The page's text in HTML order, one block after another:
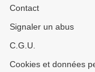
Contact
Signaler un abus
C.G.U.
Cookies et données